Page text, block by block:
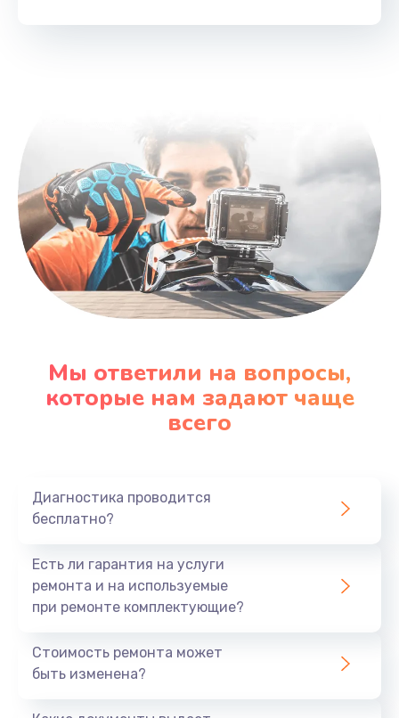
Мы ответили на вопросы,
которые нам задают чаще
всего
Диагностика проводится
бесплатно?
Есть ли гарантия на услуги
ремонта и на используемые
при ремонте комплектующие?
Стоимость ремонта может
быть изменена?